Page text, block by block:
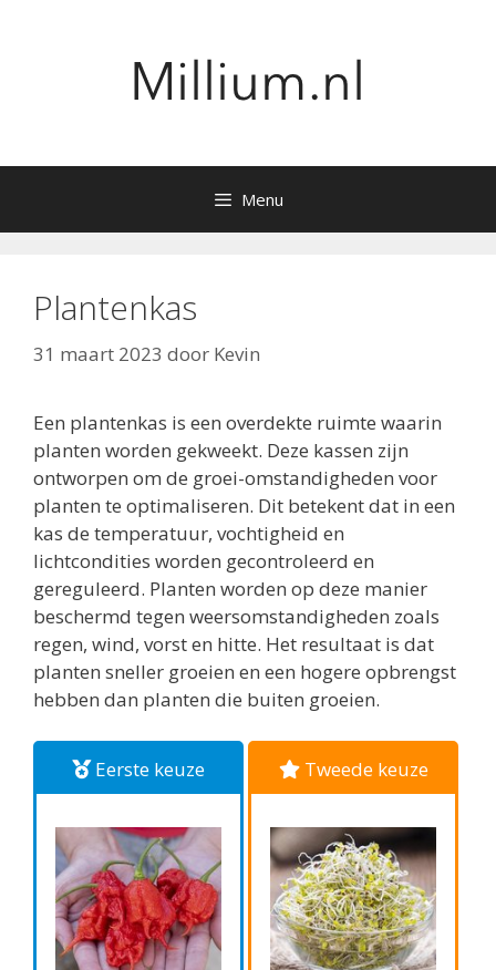
Menu
Plantenkas
31 maart 2023 door Kevin
Een plantenkas is een overdekte ruimte waarin
planten worden gekweekt. Deze kassen zijn
ontworpen om de groei-omstandigheden voor
planten te optimaliseren. Dit betekent dat in een
kas de temperatuur, vochtigheid en
lichtcondities worden gecontroleerd en
gereguleerd. Planten worden op deze manier
beschermd tegen weersomstandigheden zoals
regen, wind, vorst en hitte. Het resultaat is dat
planten sneller groeien en een hogere opbrengst
hebben dan planten die buiten groeien.
Eerste keuze Tweede keuze